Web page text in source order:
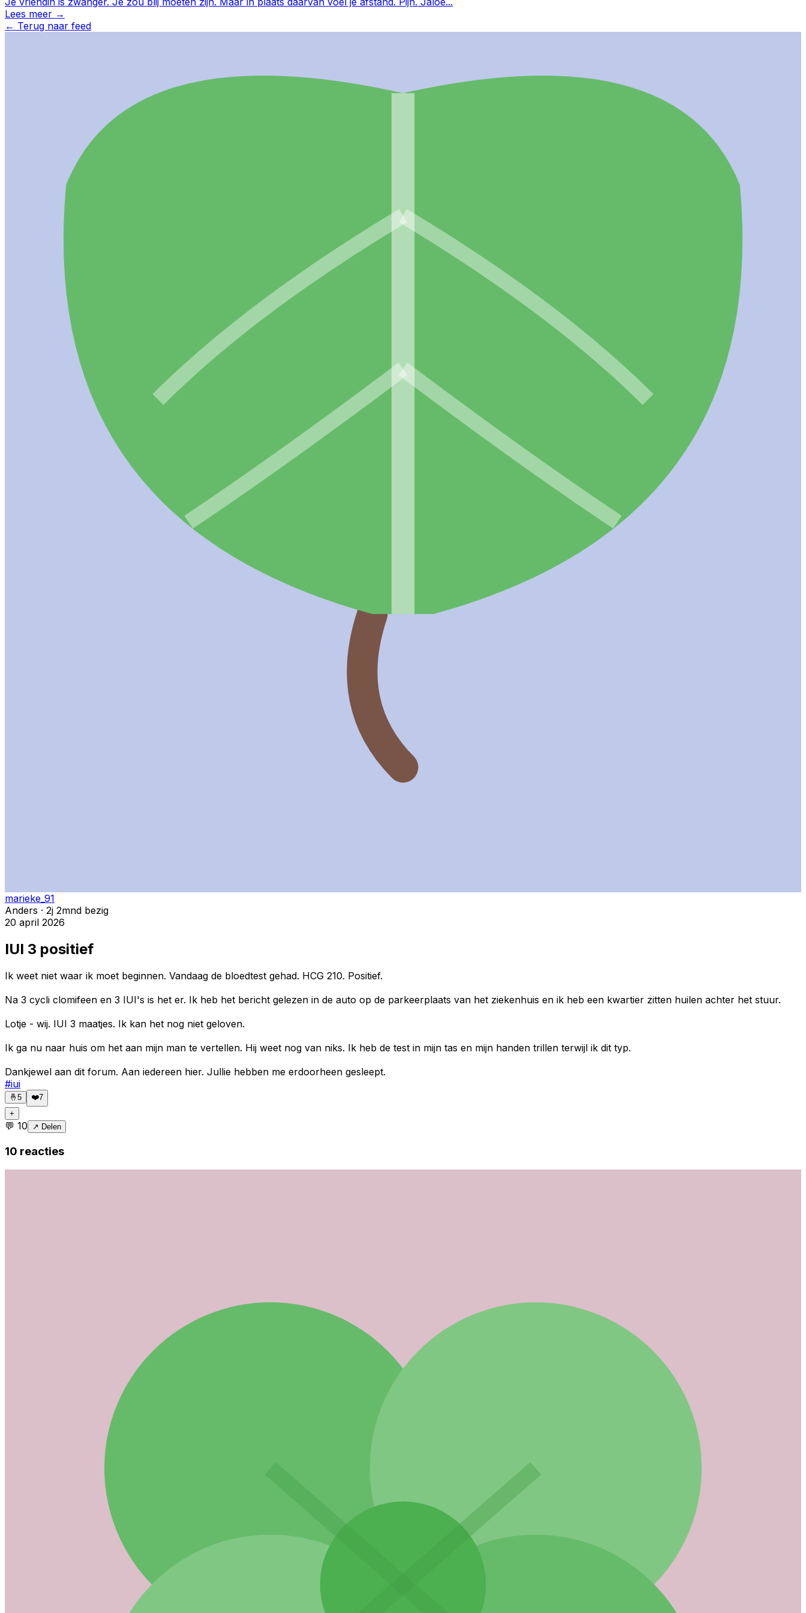
Lees meer →
← Terug naar feed
marieke_91
Anders · 2j 2mnd bezig
20 april 2026
IUI 3 positief
Ik weet niet waar ik moet beginnen. Vandaag de bloedtest gehad. HCG 210. Positief.
Na 3 cycli clomifeen en 3 IUI's is het er. Ik heb het bericht gelezen in de auto op de parkeerplaats van het ziekenhuis en ik heb een kwartier zitten huilen achter het stuur.
Lotje - wij. IUI 3 maatjes. Ik kan het nog niet geloven.
Ik ga nu naar huis om het aan mijn man te vertellen. Hij weet nog van niks. Ik heb de test in mijn tas en mijn handen trillen terwijl ik dit typ.
Dankjewel aan dit forum. Aan iedereen hier. Jullie hebben me erdoorheen gesleept.
#iui
🤞 5 ❤️7
+
💬 10 ↗ Delen
10 reacties